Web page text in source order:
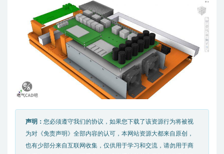
声明： 您必须遵守我们的协议，如果您下载了该资源行为将被视
为对《免责声明》全部内容的认可，本网站资源大都来自原创，
也有少部分来自互联网收集，仅供用于学习和交流，请勿用于商